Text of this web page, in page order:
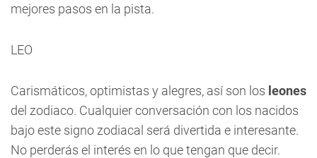
mejores pasos en la pista.
LEO
Carismáticos, optimistas y alegres, así son los leones
del zodiaco. Cualquier conversación con los nacidos
bajo este signo zodiacal será divertida e interesante.
No perderás el interés en lo que tengan que decir.